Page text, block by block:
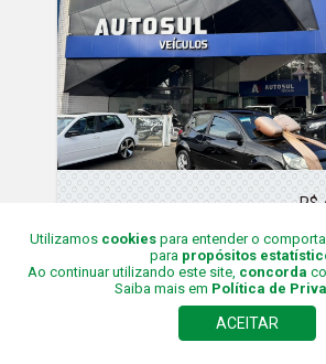
R$
2012/2011
Gasolina/Álcool
Utilizamos cookiespara entender o
para propósitos
Ao continuar utilizando este site, concorda
Saiba mais em Política de
ACEITAR